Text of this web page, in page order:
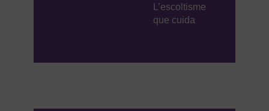
L’escoltisme
que cuida